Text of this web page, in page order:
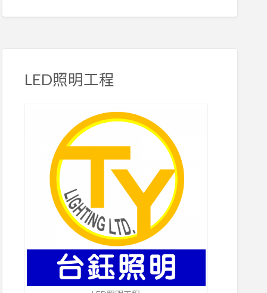
LED照明工程